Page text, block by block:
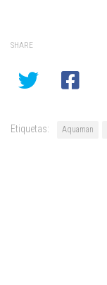
SHARE
Etiquetas: Aquaman